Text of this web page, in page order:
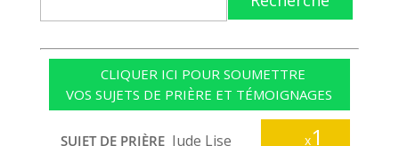
CLIQUER ICI POUR SOUMETTRE
VOS SUJETS DE PRIÈRE ET TÉMOIGNAGES
x1
SUJET DE PRIÈRE Jude Lise